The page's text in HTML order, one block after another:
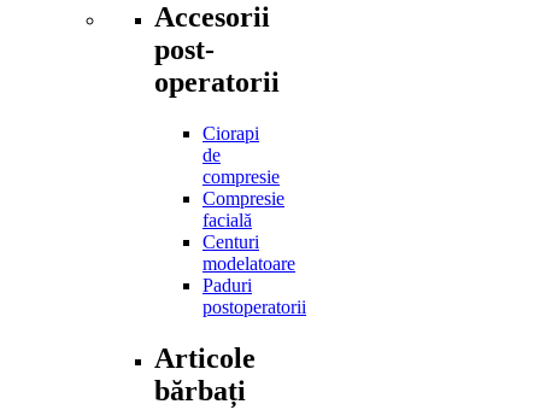
Accesorii
post-
operatorii
Ciorapi
de
compresie
Compresie
facială
Centuri
modelatoare
Paduri
postoperatorii
Articole
bărbați